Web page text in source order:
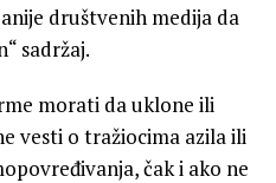
društvenih medija da
sadržaj.
morati da uklone ili
vesti o tražiocima azila ili
čak i ako ne